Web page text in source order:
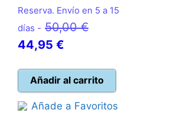
Reserva. Envío en 5 a 15
días - 50,00€El
era:
50,00 €.
44,95 €
actual
es:
44,95 €.
Añadir al carrito
Añade a Favoritos